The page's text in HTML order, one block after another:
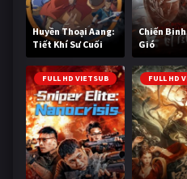
Huyền Thoại Aang:
Tiết Khí Sư Cuối
Cùng
Chiến
Gió
FULL HD VIETSUB FULL HD